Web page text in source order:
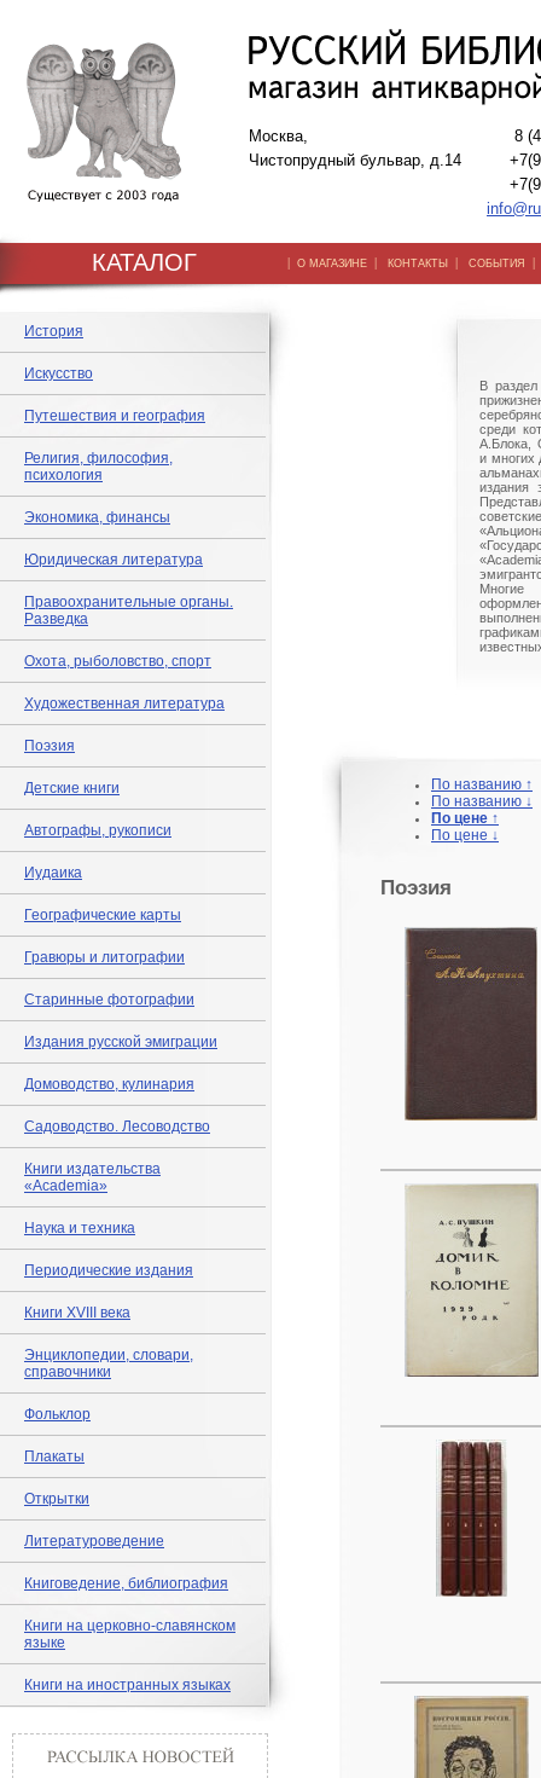
Москва,
Чистопрудный бульвар, д.14
8
КАТАЛОГ | О МАГАЗИНЕ | КОНТАКТЫ | СОБЫТИЯ
История
Искусство
Путешествия и география
Религия, философия,
психология
Экономика, финансы
Юридическая литература
Правоохранительные органы.
Разведка
Охота, рыболовство, спорт
Художественная литература
Поэзия
Детские книги
Автографы, рукописи
Иудаика
Географические карты
Гравюры и литографии
Старинные фотографии
Издания русской эмиграции
Домоводство, кулинария
Садоводство. Лесоводство
Книги издательства
«Academia»
Наука и техника
Периодические издания
Книги XVIII века
Энциклопедии, словари,
справочники
Фольклор
Плакаты
Открытки
Литературоведение
Книговедение, библиография
Книги на церковно-славянском
языке
Книги на иностранных языках
В
среди
А.Блока,
и многих
издания
По названию ↑
По названию ↓
По цене ↑
По цене ↓
Поэзия